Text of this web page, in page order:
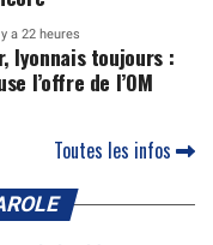
a 22 heures
lyonnais toujours :
l’offre de l’OM
Toutes les infos